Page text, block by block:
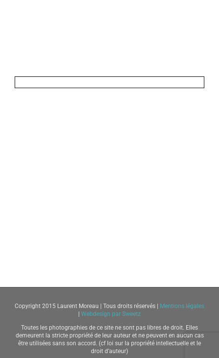
Copyright 2015 Laurent Moreau | Tous droits réservés | Mentions légales
| Webdesign par Sweetz
Toutes les photographies de ce site ne sont pas libres de droit. Elles
demeurent la stricte propriété de leur auteur et ne peuvent en aucun cas
être utilisées sans son accord. (cf loi sur la propriété intellectuelle et le
droit d’auteur)